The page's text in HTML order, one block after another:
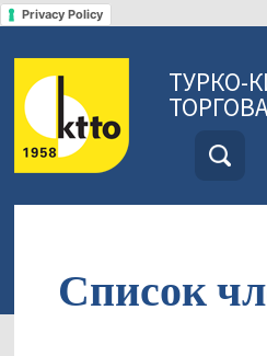
Privacy Policy
ТУРКО-
Список